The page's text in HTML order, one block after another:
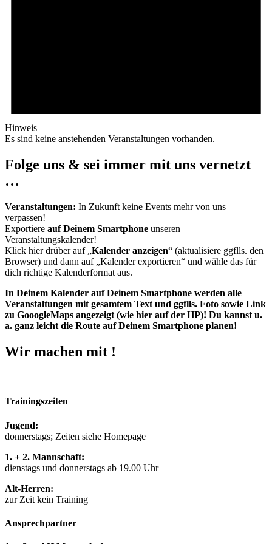
Hinweis
Es sind keine anstehenden Veranstaltungen vorhanden.
Folge uns & sei immer mit uns vernetzt
…
Veranstaltungen: In Zukunft keine Events mehr von uns
verpassen!
Exportiere auf Deinem Smartphone unseren
Veranstaltungskalender!
Klick hier drüber auf „Kalender anzeigen“ (aktualisiere ggflls. den
Browser) und dann auf „Kalender exportieren“ und wähle das für
dich richtige Kalenderformat aus.
In Deinem Kalender auf Deinem Smartphone werden alle
Veranstaltungen mit gesamtem Text und ggflls. Foto sowie Link
zu GooogleMaps angezeigt (wie hier auf der HP)! Du kannst u.
a. ganz leicht die Route auf Deinem Smartphone planen!
Wir machen mit !
Trainingszeiten
Jugend:
donnerstags; Zeiten siehe Homepage
1. + 2. Mannschaft:
dienstags und donnerstags ab 19.00 Uhr
Alt-Herren:
zur Zeit kein Training
Ansprechpartner